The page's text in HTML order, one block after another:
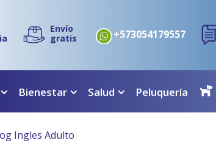
Envío
gratis
+573054179557
Bienestar Salud Peluquería
Ingles Adulto